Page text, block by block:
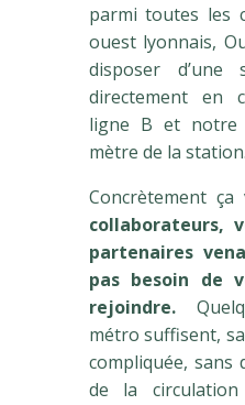
parmi toutes les
ouest lyonnais,
disposer
directement en
ligne B et notre
mètre de la station.
Concrètement
collaborateurs,
partenaires
pas besoin de
rejoindre.
métro suffisent,
compliquée, sans
de la